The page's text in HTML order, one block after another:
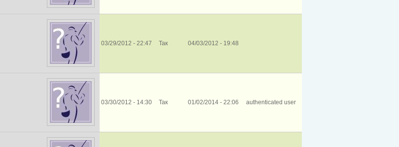
03/29/2012 - 22:47 Так 04/03/2012 - 19:48
03/30/2012 - 14:30 Так 01/02/2014 - 22:06 authenticated user